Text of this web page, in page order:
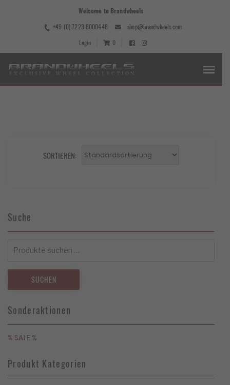
Welcome to Brandwheels
+49 (0) 7223 8000448
shop@brandwheels.com
Login
0
SORTIEREN:
Suche
nach:
SUCHEN
Sonderaktionen
% SALE %
Produkt Kategorien